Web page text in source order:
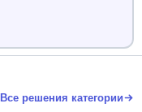
Все решения категории